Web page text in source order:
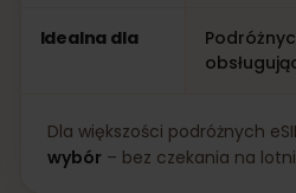
Idealna dla
Dla większości podróżnych
wybór– bez czekania na